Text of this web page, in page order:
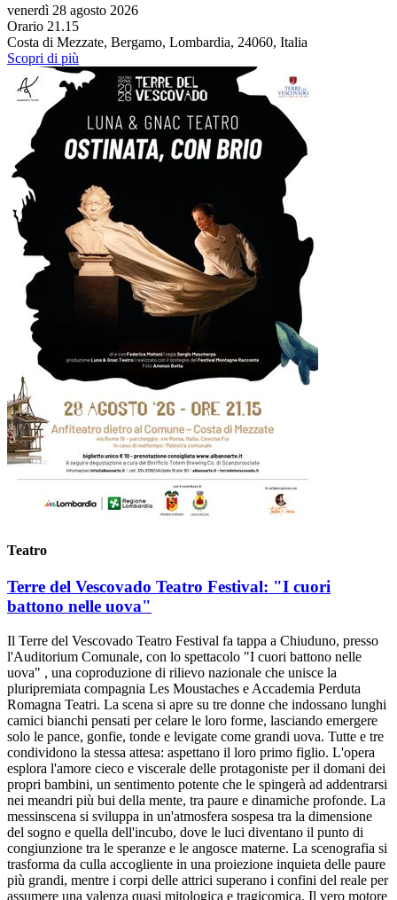
venerdì 28 agosto 2026
Orario 21.15
Costa di Mezzate, Bergamo, Lombardia, 24060, Italia
Scopri di più
Teatro
Terre del Vescovado Teatro Festival: "I cuori
battono nelle uova"
Il Terre del Vescovado Teatro Festival fa tappa a Chiuduno, presso
l'Auditorium Comunale, con lo spettacolo "I cuori battono nelle
uova" , una coproduzione di rilievo nazionale che unisce la
pluripremiata compagnia Les Moustaches e Accademia Perduta
Romagna Teatri. La scena si apre su tre donne che indossano lunghi
camici bianchi pensati per celare le loro forme, lasciando emergere
solo le pance, gonfie, tonde e levigate come grandi uova. Tutte e tre
condividono la stessa attesa: aspettano il loro primo figlio. L'opera
esplora l'amore cieco e viscerale delle protagoniste per il domani dei
propri bambini, un sentimento potente che le spingerà ad addentrarsi
nei meandri più bui della mente, tra paure e dinamiche profonde. La
messinscena si sviluppa in un'atmosfera sospesa tra la dimensione
del sogno e quella dell'incubo, dove le luci diventano il punto di
congiunzione tra le speranze e le angosce materne. La scenografia si
trasforma da culla accogliente in una proiezione inquieta delle paure
più grandi, mentre i corpi delle attrici superano i confini del reale per
assumere una valenza quasi mitologica e tragicomica. Il vero motore